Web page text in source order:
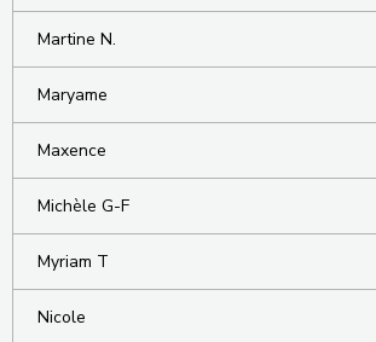
Martine N.
Maryame
Maxence
Michèle G-F
Myriam T
Nicole